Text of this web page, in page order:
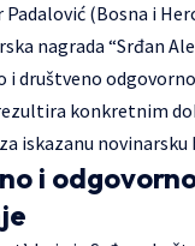
(Bosna i
nagrada “Srđan
i društveno
konkretnim
iskazanu
i